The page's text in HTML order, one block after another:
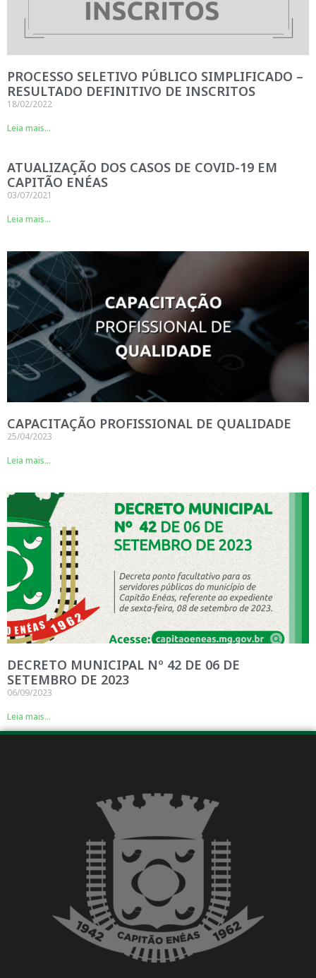
PROCESSO SELETIVO PÚBLICO SIMPLIFICADO –
RESULTADO DEFINITIVO DE INSCRITOS
18/02/2022
Leia mais...
ATUALIZAÇÃO DOS CASOS DE COVID-19 EM
CAPITÃO ENÉAS
03/07/2021
Leia mais...
CAPACITAÇÃO PROFISSIONAL DE QUALIDADE
25/04/2023
Leia mais...
DECRETO MUNICIPAL Nº 42 DE 06 DE
SETEMBRO DE 2023
06/09/2023
Leia mais...